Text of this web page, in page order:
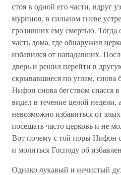
стоя в одной его части, вдруг
муринов, в сильном гневе
грозивших ему смертью. Тогда
часть дома, где обнаружил
избавился от нападавших.
дверь и решил перейти в
скрывавшиеся по углам, снова
Нифон снова бегством спасся
видел в течение целой недели,
невозможно избавиться от
посещать часто церковь и не
Вот почему с той поры Нифон
и молиться Господу об
Однако лукавый и нечистый